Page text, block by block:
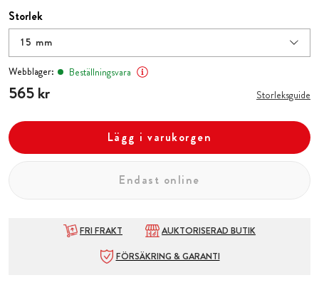
Storlek
15 mm
Webblager: Beställningsvara
Pris:565 kr
565 kr Storleksguide
Lägg i varukorgen
Endast online
FRI FRAKT
AUKTORISERAD BUTIK
FÖRSÄKRING & GARANTI